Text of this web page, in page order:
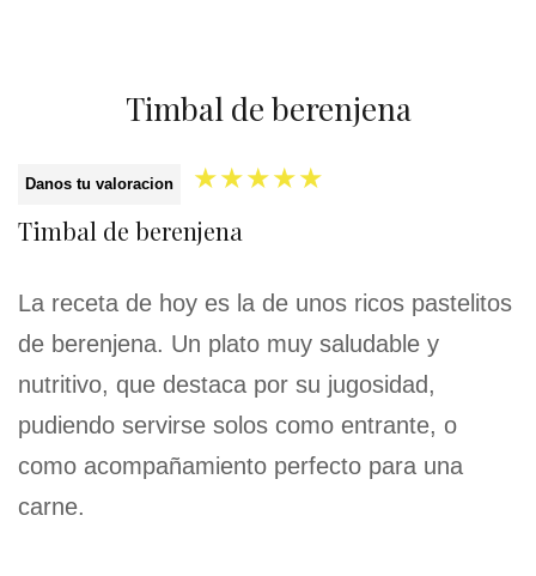
Timbal de berenjena
Danos tu valoracion ★★★★★
Timbal de berenjena
La receta de hoy es la de unos ricos pastelitos
de berenjena. Un plato muy saludable y
nutritivo, que destaca por su jugosidad,
pudiendo servirse solos como entrante, o
como acompañamiento perfecto para una
carne.